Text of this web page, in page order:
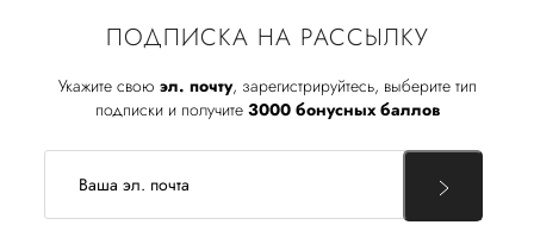
ПОДПИСКА НА РАССЫЛКУ
Укажите свою эл. почту, зарегистрируйтесь, выберите тип
подписки и получите 3000 бонусных баллов